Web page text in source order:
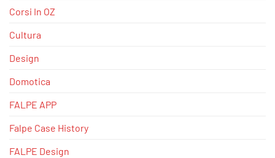
Corsi In OZ
Cultura
Design
Domotica
FALPE APP
Falpe Case History
FALPE Design